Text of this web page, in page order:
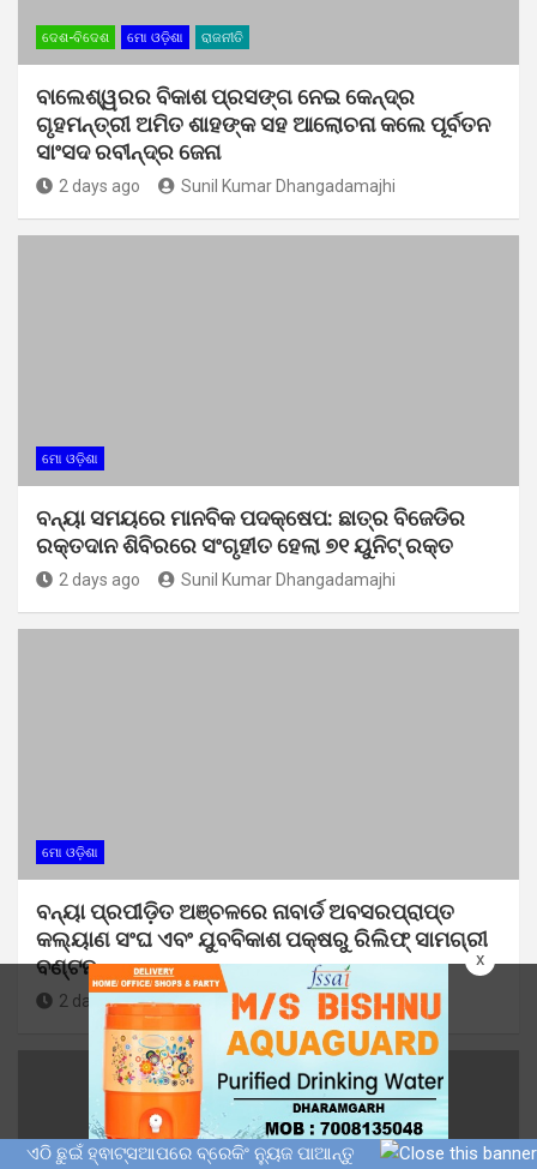
x
ଦେଶ-ବିଦେଶ ମୋ ଓଡ଼ିଶା ରାଜନୀତି
ବାଲେଶ୍ୱରର ବିକାଶ ପ୍ରସଙ୍ଗ ନେଇ କେନ୍ଦ୍ର
ଗୃହମନ୍ତ୍ରୀ ଅମିତ ଶାହଙ୍କ ସହ ଆଲୋଚନା କଲେ ପୂର୍ବତନ
ସାଂସଦ ରବୀନ୍ଦ୍ର ଜେନା
2 days ago Sunil Kumar Dhangadamajhi
ମୋ ଓଡ଼ିଶା
ବନ୍ୟା ସମୟରେ ମାନବିକ ପଦକ୍ଷେପ: ଛାତ୍ର ବିଜେଡିର
ରକ୍ତଦାନ ଶିବିରରେ ସଂଗୃହୀତ ହେଲା ୭୧ ୟୁନିଟ୍ ରକ୍ତ
2 days ago Sunil Kumar Dhangadamajhi
ମୋ ଓଡ଼ିଶା
ବନ୍ୟା ପ୍ରପୀଡ଼ିତ ଅଞ୍ଚଳରେ ନାବାର୍ଡ ଅବସରପ୍ରାପ୍ତ
କଲ୍ୟାଣ ସଂଘ ଏବଂ ଯୁବବିକାଶ ପକ୍ଷରୁ ରିଲିଫ୍ ସାମଗ୍ରୀ
ବଣ୍ଟନ
2 days ago Sunil Kumar Dhangadamajhi
ଏଠି ଛୁଇଁ ହ୍ଵାଟ୍ସଆପରେ ବ୍ରେକିଂ ନ୍ୟୁଜ ପାଆନ୍ତୁ